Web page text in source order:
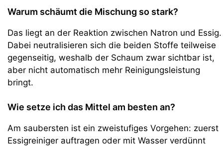
Warum schäumt die Mischung so stark?
Das liegt an der Reaktion zwischen Natron und Essig.
Dabei neutralisieren sich die beiden Stoffe teilweise
gegenseitig, weshalb der Schaum zwar sichtbar ist,
aber nicht automatisch mehr Reinigungsleistung
bringt.
Wie setze ich das Mittel am besten an?
Am saubersten ist ein zweistufiges Vorgehen: zuerst
Essigreiniger auftragen oder mit Wasser verdünnt